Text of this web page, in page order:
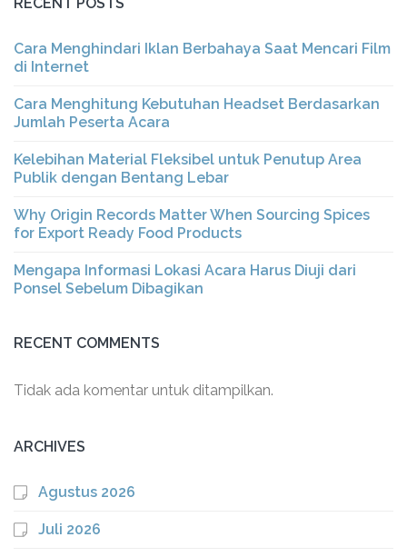
Cara Menghindari Iklan Berbahaya Saat Mencari Film
di Internet
Cara Menghitung Kebutuhan Headset Berdasarkan
Jumlah Peserta Acara
Kelebihan Material Fleksibel untuk Penutup Area
Publik dengan Bentang Lebar
Why Origin Records Matter When Sourcing Spices
for Export Ready Food Products
Mengapa Informasi Lokasi Acara Harus Diuji dari
Ponsel Sebelum Dibagikan
RECENT COMMENTS
Tidak ada komentar untuk ditampilkan.
ARCHIVES
Agustus 2026
Juli 2026